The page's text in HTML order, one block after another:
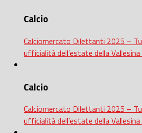
Calcio
Calciomercato Dilettanti 2025 –
ufficialità dell’estate della
Calcio
Calciomercato Dilettanti 2025 –
ufficialità dell’estate della